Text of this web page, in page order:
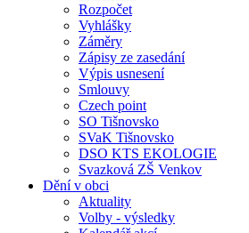
Rozpočet
Vyhlášky
Záměry
Zápisy ze zasedání
Výpis usnesení
Smlouvy
Czech point
SO Tišnovsko
SVaK Tišnovsko
DSO KTS EKOLOGIE
Svazková ZŠ Venkov
Dění v obci
Aktuality
Volby - výsledky